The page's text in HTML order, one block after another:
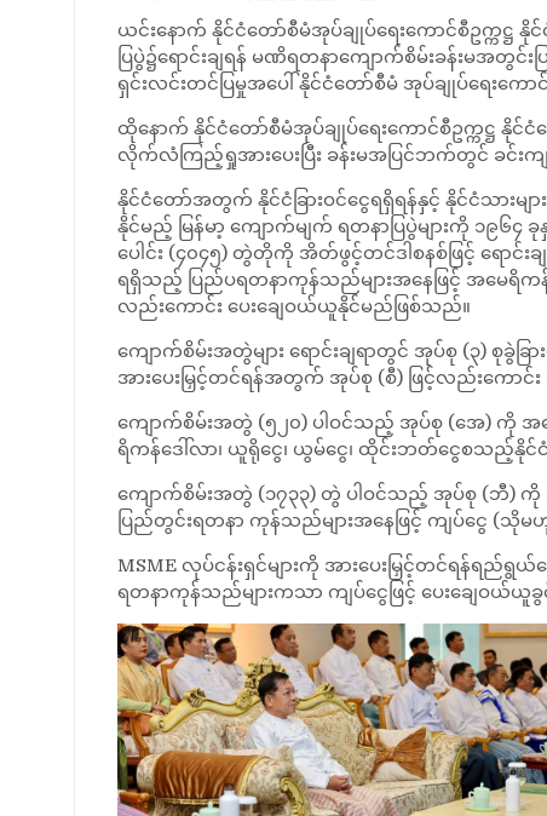
ယင်းနောက် နိုင်ငံတော်စီမံအုပ်ချုပ်ရေးကောင်စီဥက္ကဋ္ဌ
ပြပွဲ၌ရောင်းချရန် မဏိရတနာကျောက်စိမ်းခန်းမအတွ
ရှင်းလင်းတင်ပြမှုအပေါ် နိုင်ငံတော်စီမံ အုပ်ချုပ်ရေးကေ
ထိုနောက် နိုင်ငံတော်စီမံအုပ်ချုပ်ရေးကောင်စီဥက္ကဋ္ဌ နိုင်
လိုက်လံကြည့်ရှုအားပေးပြီး ခန်းမအပြင်ဘက်တွင် ခင်း
နိုင်ငံတော်အတွက် နိုင်ငံခြားဝင်ငွေရရှိရန်နှင့် နိုင်ငံသားမ
နိုင်မည့် မြန်မာ့ ကျောက်မျက် ရတနာပြပွဲများကို ၁၉
ပေါင်း (၄၀၄၅) တွဲတိုကို အိတ်ဖွင့်တင်ဒါစနစ်ဖြင့် ရော
ရရှိသည့် ပြည်ပရတနာကုန်သည်များအနေဖြင့် အမေရိကန်
လည်းကောင်း ပေးချေဝယ်ယူနိုင်မည်ဖြစ်သည်။
ကျောက်စိမ်းအတွဲများ ရောင်းချရာတွင် အုပ်စု (၃) စုခွဲခ
အားပေးမြှင့်တင်ရန်အတွက် အုပ်စု (စီ) ဖြင့်လည်းကော
ကျောက်စိမ်းအတွဲ (၅၂၀) ပါဝင်သည့် အုပ်စု (အေ) ကို အမ
ရိကန်ဒေါ်လာ၊ ယူရိုငွေ၊ ယွမ်ငွေ၊ ထိုင်းဘတ်ငွေစသည့်နိုင်ငံ
ကျောက်စိမ်းအတွဲ (၁၇၃၃) တွဲ ပါဝင်သည့် အုပ်စု (ဘီ) ကို အမ
ပြည်တွင်းရတနာ ကုန်သည်များအနေဖြင့် ကျပ်ငွေ (သိုမ
MSME လုပ်ငန်းရှင်များကို အားပေးမြှင့်တင်ရန်ရည်
ရတနာကုန်သည်များကသာ ကျပ်ငွေဖြင့် ပေးချေဝယ်ယူ